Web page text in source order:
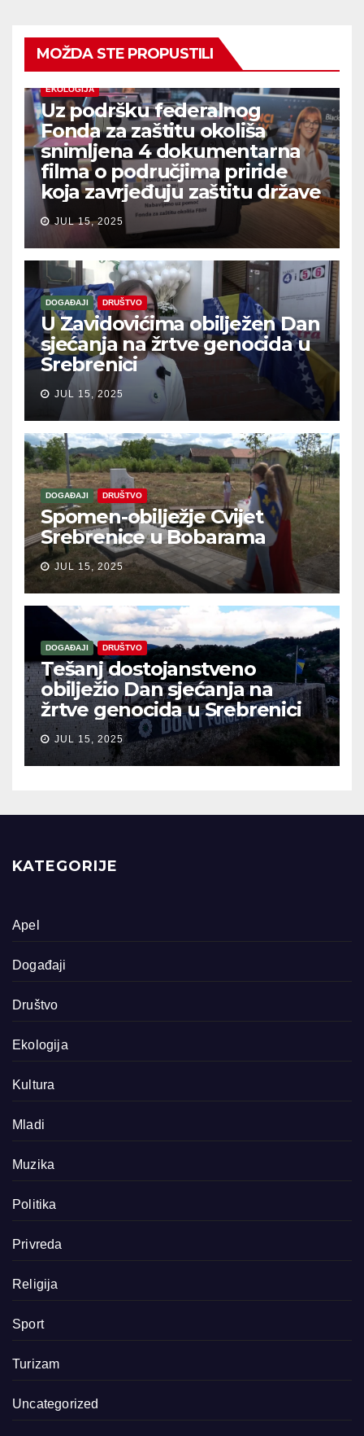
MOŽDA STE PROPUSTILI
EKOLOGIJA
Uz podršku federalnog
Fonda za zaštitu okoliša
snimljena 4 dokumentarna
filma o područjima priride
koja zavrjeđuju zaštitu države
JUL 15, 2025
DOGAĐAJI DRUŠTVO
U Zavidovićima obilježen Dan
sjećanja na žrtve genocida u
Srebrenici
JUL 15, 2025
DOGAĐAJI DRUŠTVO
Spomen-obilježje Cvijet
Srebrenice u Bobarama
JUL 15, 2025
DOGAĐAJI DRUŠTVO
Tešanj dostojanstveno
obilježio Dan sjećanja na
žrtve genocida u Srebrenici
JUL 15, 2025
KATEGORIJE
Apel
Događaji
Društvo
Ekologija
Kultura
Mladi
Muzika
Politika
Privreda
Religija
Sport
Turizam
Uncategorized